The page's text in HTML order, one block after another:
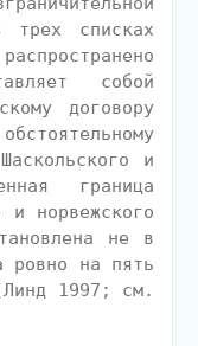
трех списках
собой
договору
и
граница
и норвежского
не в
на пять
1997; см.